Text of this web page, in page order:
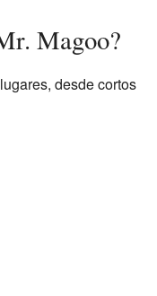
Magoo?
desde cortos